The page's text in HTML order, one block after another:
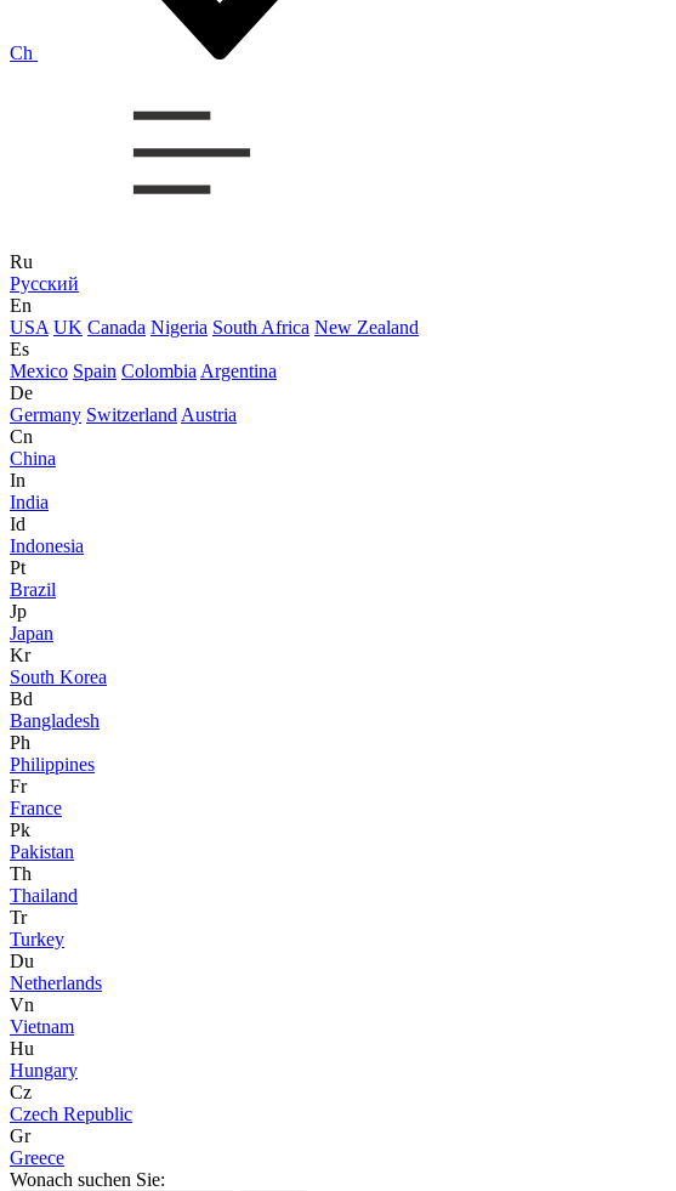
Ch
Ru
Русский
En
USA UK Canada Nigeria South Africa New Zealand
Es
Mexico Spain Colombia Argentina
De
Germany Switzerland Austria
Cn
China
In
India
Id
Indonesia
Pt
Brazil
Jp
Japan
Kr
South Korea
Bd
Bangladesh
Ph
Philippines
Fr
France
Pk
Pakistan
Th
Thailand
Tr
Turkey
Du
Netherlands
Vn
Vietnam
Hu
Hungary
Cz
Czech Republic
Gr
Greece
Wonach suchen Sie: